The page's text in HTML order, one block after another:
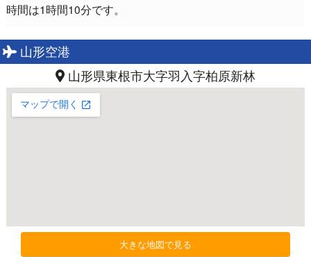
時間は1時間10分です。
山形空港
山形県東根市大字羽入字柏原新林
大きな地図で見る